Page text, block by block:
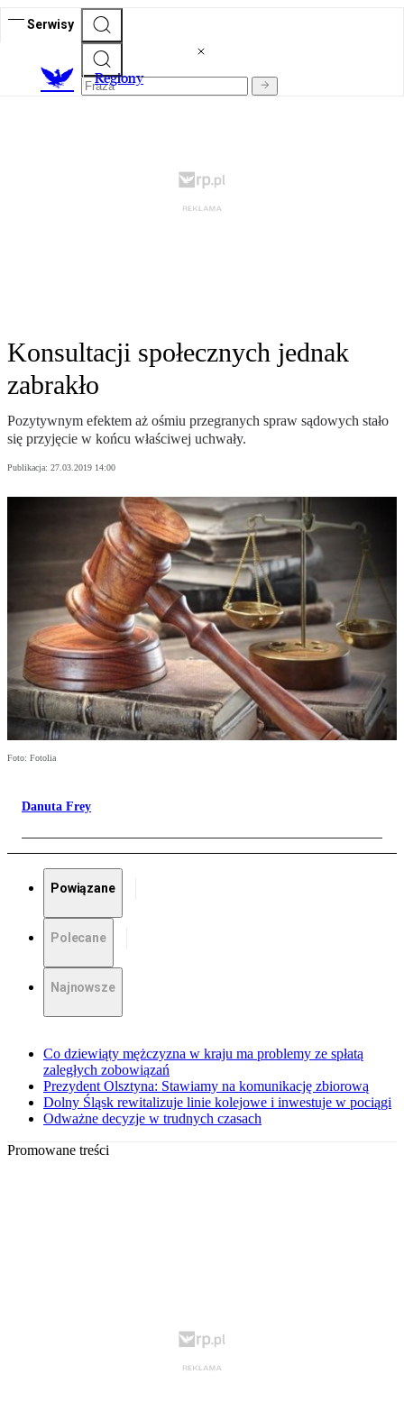
Serwisy
Regiony
Konsultacji społecznych jednak
zabrakło
Pozytywnym efektem aż ośmiu przegranych spraw sądowych stało
się przyjęcie w końcu właściwej uchwały.
Publikacja: 27.03.2019 14:00
Foto: Fotolia
Danuta Frey
Powiązane
Polecane
Najnowsze
Co dziewiąty mężczyzna w kraju ma problemy ze spłatą
zaległych zobowiązań
Prezydent Olsztyna: Stawiamy na komunikację zbiorową
Dolny Śląsk rewitalizuje linie kolejowe i inwestuje w pociągi
Odważne decyzje w trudnych czasach
Promowane treści